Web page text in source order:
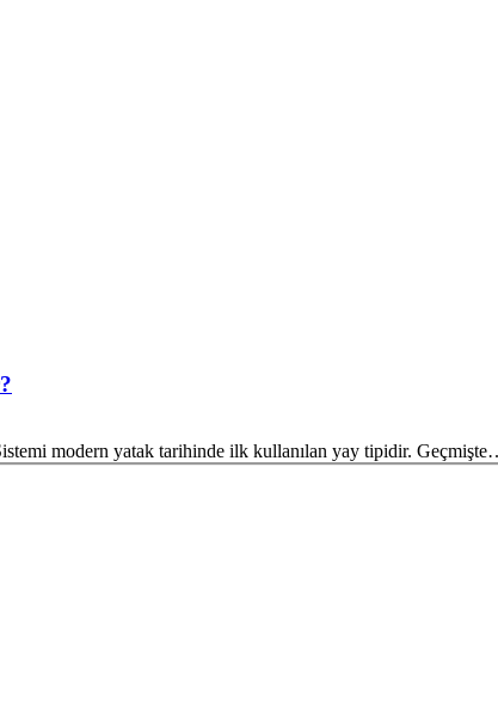
modern yatak tarihinde ilk kullanılan yay tipidir.